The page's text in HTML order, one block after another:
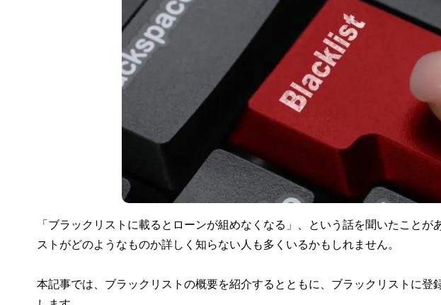
「ブラックリストに載るとローンが組めなくなる」、という話を聞いたことが
ストがどのようなものか詳しく知らない人も多くいるかもしれません。
本記事では、ブラックリストの概要を紹介するとともに、ブラックリストに登